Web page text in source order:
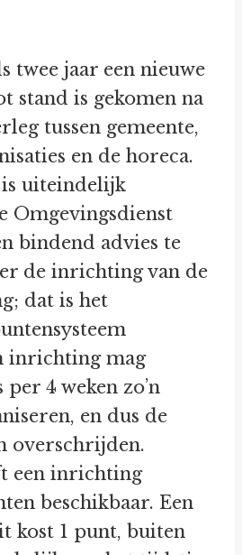
twee jaar een nieuwe
stand is gekomen na
tussen gemeente,
en de horeca.
uiteindelijk
Omgevingsdienst
bindend advies te
de inrichting van de
dat is het
inrichting mag
4 weken zo’n
en dus de
overschrijden.
een inrichting
beschikbaar. Een
kost 1 punt, buiten